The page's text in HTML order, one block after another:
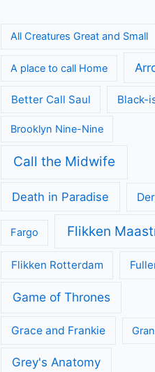
All Creatures Great and Small
A place to call Home
Better Call Saul Black-
Brooklyn Nine-Nine
Call the Midwife
Death in Paradise
Fargo Flikken
Flikken Rotterdam
Game of Thrones
Grace and Frankie
Grey's Anatomy